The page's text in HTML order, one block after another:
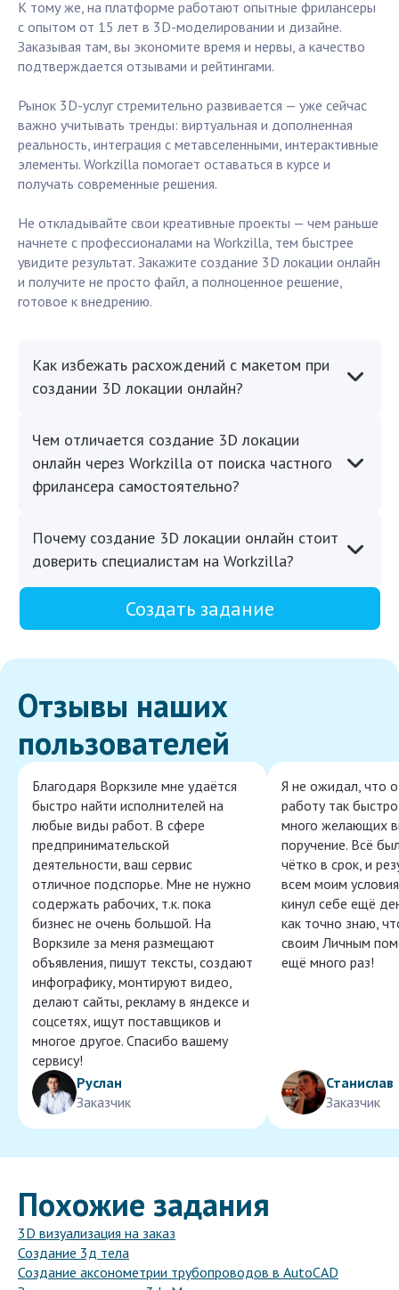
К тому же, на платформе работают опытные фрилансеры
с опытом от 15 лет в 3D-моделировании и дизайне.
Заказывая там, вы экономите время и нервы, а качество
подтверждается отзывами и рейтингами.
Рынок 3D-услуг стремительно развивается — уже сейчас
важно учитывать тренды: виртуальная и дополненная
реальность, интеграция с метавселенными, интерактивные
элементы. Workzilla помогает оставаться в курсе и
получать современные решения.
Не откладывайте свои креативные проекты — чем раньше
начнете с профессионалами на Workzilla, тем быстрее
увидите результат. Закажите создание 3D локации онлайн
и получите не просто файл, а полноценное решение,
готовое к внедрению.
Как избежать расхождений с макетом при
создании 3D локации онлайн?
Чем отличается создание 3D локации
онлайн через Workzilla от поиска частного
фрилансера самостоятельно?
Почему создание 3D локации онлайн стоит
доверить специалистам на Workzilla?
Создать задание
Отзывы наших
пользователей
Благодаря Воркзиле мне удаётся
быстро найти исполнителей на
любые виды работ. В сфере
предпринимательской
деятельности, ваш сервис
отличное подспорье. Мне не нужно
содержать рабочих, т.к. пока
бизнес не очень большой. На
Воркзиле за меня размещают
объявления, пишут тексты, создают
инфографику, монтируют видео,
делают сайты, рекламу в яндексе и
соцсетях, ищут поставщиков и
многое другое. Спасибо вашему
сервису!
Руслан
Заказчик
Я не ожидал, что
работу так
много желающих
поручение. Всё
чётко в срок, и
всем моим
кинул себе ещё
как точно знаю,
своим Личным
ещё много раз!
Станислав
Заказчик
Похожие задания
3D визуализация на заказ
Создание 3д тела
Создание аксонометрии трубопроводов в AutoCAD